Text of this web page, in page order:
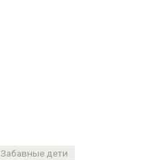
Забавные дети